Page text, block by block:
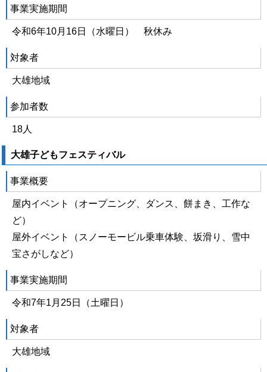
事業実施期間
令和6年10月16日（水曜日） 秋休み
対象者
大雄地域
参加者数
18人
大雄子どもフェスティバル
事業概要
屋内イベント（オープニング、ダンス、餅まき、工作な
ど）
屋外イベント（スノーモービル乗車体験、坂滑り、雪中
宝さがしなど）
事業実施期間
令和7年1月25日（土曜日）
対象者
大雄地域